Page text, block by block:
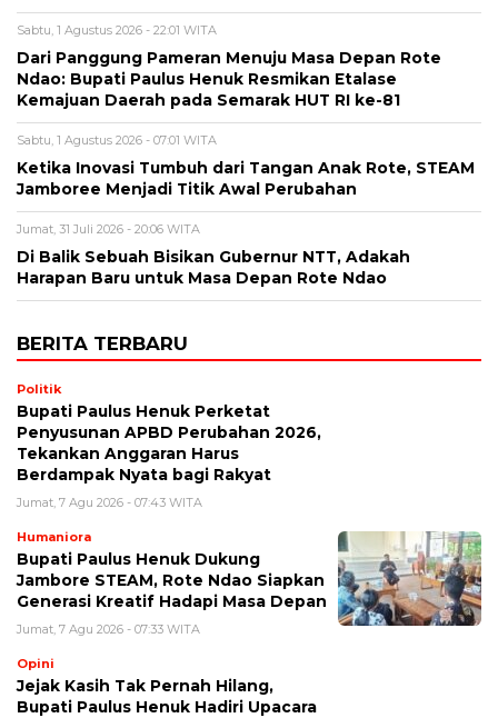
Sabtu, 1 Agustus 2026 - 22:01 WITA
Dari Panggung Pameran Menuju Masa Depan Rote
Ndao: Bupati Paulus Henuk Resmikan Etalase
Kemajuan Daerah pada Semarak HUT RI ke-81
Sabtu, 1 Agustus 2026 - 07:01 WITA
Ketika Inovasi Tumbuh dari Tangan Anak Rote, STEAM
Jamboree Menjadi Titik Awal Perubahan
Jumat, 31 Juli 2026 - 20:06 WITA
Di Balik Sebuah Bisikan Gubernur NTT, Adakah
Harapan Baru untuk Masa Depan Rote Ndao
BERITA TERBARU
Politik
Bupati Paulus Henuk Perketat
Penyusunan APBD Perubahan 2026,
Tekankan Anggaran Harus
Berdampak Nyata bagi Rakyat
Jumat, 7 Agu 2026 - 07:43 WITA
Humaniora
Bupati Paulus Henuk Dukung
Jambore STEAM, Rote Ndao Siapkan
Generasi Kreatif Hadapi Masa Depan
Jumat, 7 Agu 2026 - 07:33 WITA
Opini
Jejak Kasih Tak Pernah Hilang,
Bupati Paulus Henuk Hadiri Upacara